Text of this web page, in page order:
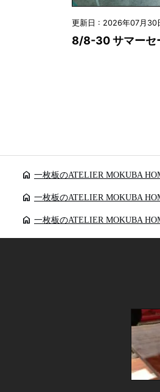
更新日 : 2026年07月30
8/8-30 サマーセ
home 一枚板のATELIER MOKUBA
home 一枚板のATELIER MOKUBA
home 一枚板のATELIER MOKUBA